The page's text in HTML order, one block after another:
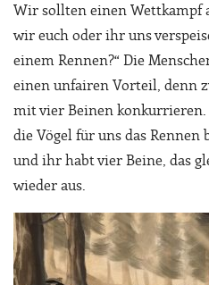
Wir sollten einen Wettkampf
wir euch oder ihr uns
einem Rennen?“ Die
einen unfairen Vorteil, denn
mit vier Beinen konkurrieren.
die Vögel für uns das Rennen
und ihr habt vier Beine, das
wieder aus.